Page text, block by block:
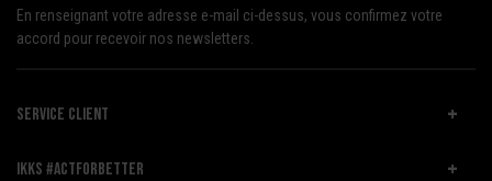
En renseignant votre adresse e-mail ci-dessus, vous confirmez votre
accord pour recevoir nos newsletters.
SERVICE CLIENT
IKKS #ACTFORBETTER